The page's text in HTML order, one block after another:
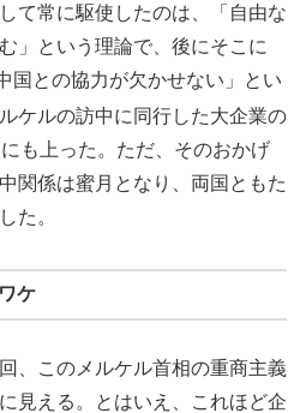
て常に駆使したのは、「自由な
」という理論で、後にそこに
国との協力が欠かせない」とい
ケルの訪中に同行した大企業の
も上った。ただ、そのおかげ
関係は蜜月となり、両国ともた
た。
ケ
、このメルケル首相の重商主義
見える。とはいえ、これほど企